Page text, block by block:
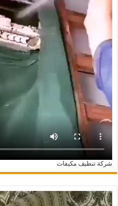
شركة تنظيف مكيفات